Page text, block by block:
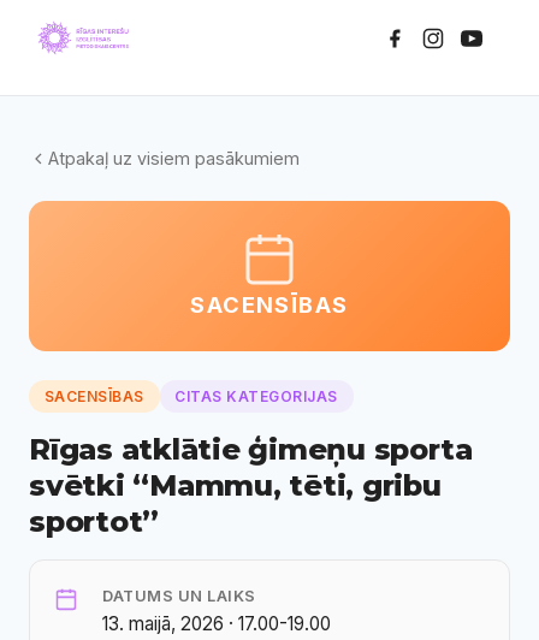
Atpakaļ uz visiem pasākumiem
SACENSĪBAS
SACENSĪBAS CITAS KATEGORIJAS
Rīgas atklātie ģimeņu sporta
svētki “Mammu, tēti, gribu
sportot”
DATUMS UN LAIKS
13. maijā, 2026 · 17.00-19.00